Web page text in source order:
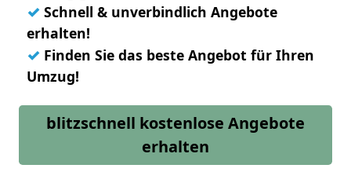
✓ Schnell & unverbindlich Angebote
erhalten!
✓ Finden Sie das beste Angebot für Ihren
Umzug!
blitzschnell kostenlose Angebote
erhalten